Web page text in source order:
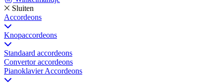
Sluiten
Accordeons
Knopaccordeons
Standaard accordeons
Convertor accordeons
Pianoklavier Accordeons